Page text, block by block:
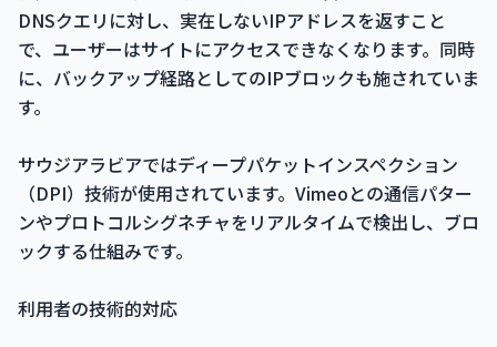
DNSクエリに対し、実在しないIPアドレスを返すこと
で、ユーザーはサイトにアクセスできなくなります。同時
に、バックアップ経路としてのIPブロックも施されていま
す。
サウジアラビアではディープパケットインスペクション
（DPI）技術が使用されています。Vimeoとの通信パター
ンやプロトコルシグネチャをリアルタイムで検出し、ブロ
ックする仕組みです。
利用者の技術的対応